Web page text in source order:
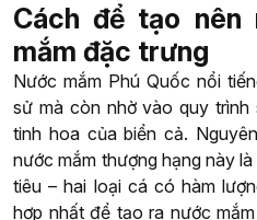
Cách để tạo nên
mắm đặc trưng
Nước mắm Phú Quốc nổi
sử mà còn nhờ vào quy
tinh hoa của biển cả.
nước mắm thượng hạng này
tiêu – hai loại cá có hàm
hợp nhất để tạo ra nước